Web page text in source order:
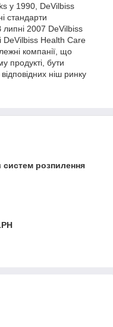
у 1990, DeVilbiss
стандарти
липні 2007 DeVilbiss
DeVilbiss Health Care
компанії, що
продукті, бути
ніш ринку
систем розпилення